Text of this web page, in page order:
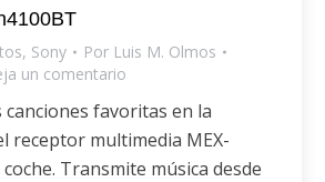
, Sony Por Luis M. Olmos
un comentario
favoritas en la
receptor multimedia MEX-
Transmite música desde